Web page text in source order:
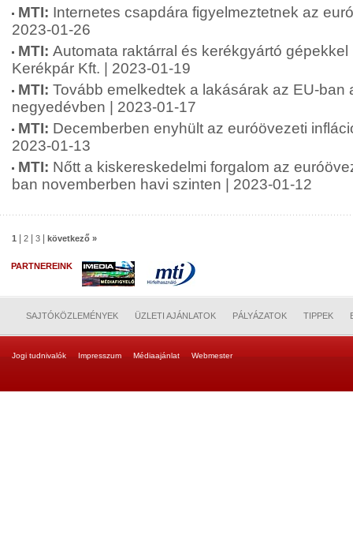
MTI: Internetes csapdára figyelmeztetnek az
2023-01-26
MTI: Automata raktárral és kerékgyártó
Kerékpár Kft. | 2023-01-19
MTI: Tovább emelkedtek a lakásárak az EU-ban
negyedévben | 2023-01-17
MTI: Decemberben enyhült az euróövezeti
2023-01-13
MTI: Nőtt a kiskereskedelmi forgalom az
ban novemberben havi szinten | 2023-01-12
1 2 3 következő »
PARTNEREINK
SAJTÓKÖZLEMÉNYEK ÜZLETI AJÁNLATOK PÁLYÁZATOK TIPPEK
Jogi tudnivalók Impresszum Médiaajánlat Webmester